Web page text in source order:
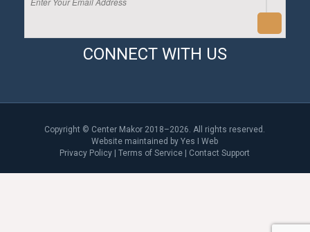
CONNECT WITH US
Copyright © Center Makor 2018–2026. All rights reserved.
Website maintained byYes I Web
Privacy Policy |Terms of Service Contact Support